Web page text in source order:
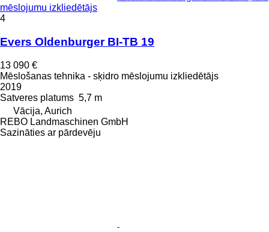
mēslojumu izkliedētājs
4
Evers Oldenburger BI-TB 19
13 090 €
Mēslošanas tehnika - sķidro mēslojumu izkliedētājs
2019
Satveres platums 5,7 m
Vācija, Aurich
REBO Landmaschinen GmbH
Sazināties ar pārdevēju